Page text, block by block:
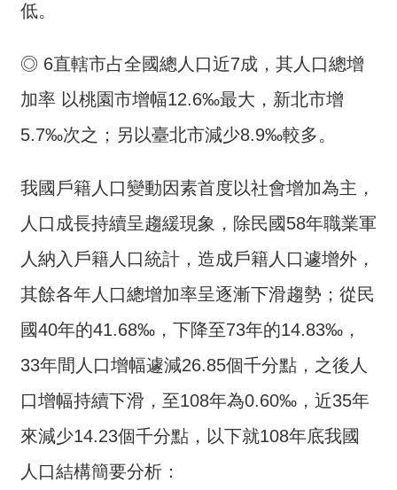
快
遞
主
務
互
交
流
回
頁
站
覽
低。
◎ 6直轄市占全國總人口近7成，其人口總增
加率 以桃園市增幅12.6‰最大，新北市增
5.7‰次之；另以臺北市減少8.9‰較多。
我國戶籍人口變動因素首度以社會增加為主，
人口成長持續呈趨緩現象，除民國58年職業軍
人納入戶籍人口統計，造成戶籍人口遽增外，
其餘各年人口總增加率呈逐漸下滑趨勢；從民
國40年的41.68‰，下降至73年的14.83‰，
33年間人口增幅遽減26.85個千分點，之後人
口增幅持續下滑，至108年為0.60‰，近35年
來減少14.23個千分點，以下就108年底我國
人口結構簡要分析：